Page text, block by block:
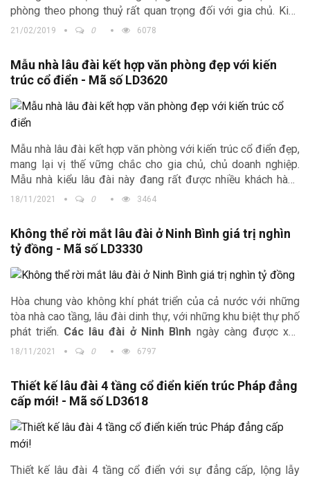
phòng theo phong thuỷ rất quan trọng đối với gia chủ. Kiến
trúc Trịnh Gia phối hợp với một chuyên gia phong thuỷ lâu
ý nhất.
21/02/2019 0 6078
Mẫu nhà lâu đài kết hợp văn phòng đẹp với kiến
trúc cổ điển - Mã số LD3620
Mẫu nhà lâu đài kết hợp văn phòng với kiến trúc cổ điển đẹp,
mang lại vị thế vững chắc cho gia chủ, chủ doanh nghiệp.
Mẫu nhà kiểu lâu đài này đang rất được nhiều khách hàng
quan tâm vì vẻ đẹp của nó. Sự phù hợp với mục đích cũng
18/11/2021 0 3464
Không thể rời mắt lâu đài ở Ninh Bình giá trị nghìn
tỷ đồng - Mã số LD3330
Hòa chung vào không khí phát triển của cả nước với những
tòa nhà cao tầng, lâu đài dinh thự, với những khu biệt thự phố
phát triển. Các lâu đài ở Ninh Bình ngày càng được xây
dựng nhiều. Với sự sở hữu của nhiều đại gia khác nhau, việc
mẫu thiết kế lộng lẫy xa hoa như những cung điện của vua
chúa cũng như thời gian, kinh phí, trí lực thiết kế nên những
lâu đài đẹp nhất Việt Nam tại Ninh Bình.
18/11/2021 0 6797
Thiết kế lâu đài 4 tầng cổ điển kiến trúc Pháp đẳng
cấp mới! - Mã số LD3618
Thiết kế lâu đài 4 tầng cổ điển với sự đẳng cấp, lộng lẫy